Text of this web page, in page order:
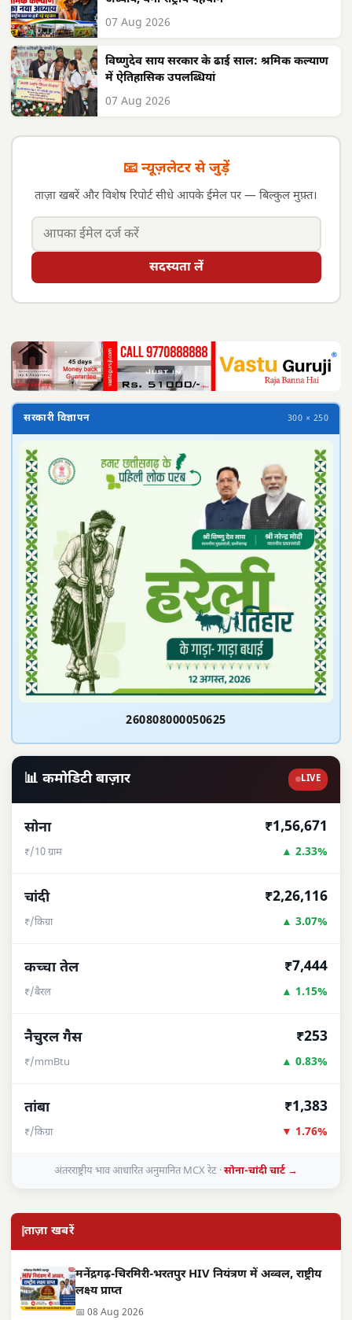
07 Aug 2026
विष्णुदेव साय सरकार के ढाई साल: श्रमिक कल्याण
में ऐतिहासिक उपलब्धियां
07 Aug 2026
📧 न्यूज़लेटर से जुड़ें
ताज़ा खबरें और विशेष रिपोर्ट सीधे आपके ईमेल पर — बिल्कुल मुफ़्त।
सदस्यता लें
सरकारी विज्ञापन 300 × 250
260808000050625
📊 कमोडिटी बाज़ार LIVE
सोना
₹/10 ग्राम
₹1,56,671
▲ 2.33%
चांदी
₹/किग्रा
₹2,26,116
▲ 3.07%
कच्चा तेल
₹/बैरल
₹7,444
▲ 1.15%
नैचुरल गैस
₹/mmBtu
₹253
▲ 0.83%
तांबा
₹/किग्रा
₹1,383
▼ 1.76%
अंतरराष्ट्रीय भाव आधारित अनुमानित MCX रेट ·सोना-चांदी चार्ट →
ताज़ा खबरें
मनेंद्रगढ़-चिरमिरी-भरतपुर HIV नियंत्रण में अव्वल, राष्ट्रीय
लक्ष्य प्राप्त
📅 08 Aug 2026